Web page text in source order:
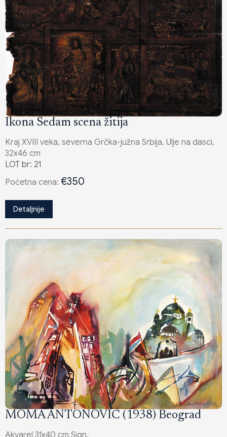
Ikona Sedam scena žitija
Kraj XVIII veka, severna Grčka-južna Srbija. Ulje na dasci,
32x46 cm
LOT br: 21
Poċetna cena: €350
Detaljnije
MOMA ANTONOVIĆ (1938) Beograd
Akvarel 31x40 cm Sign.